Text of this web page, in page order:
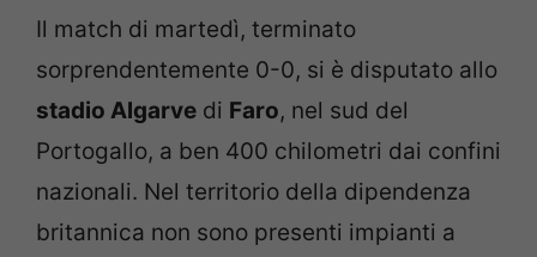
Il match di martedì, terminato
sorprendentemente 0-0, si è disputato allo
stadio Algarve di Faro, nel sud del
Portogallo, a ben 400 chilometri dai confini
nazionali. Nel territorio della dipendenza
britannica non sono presenti impianti a